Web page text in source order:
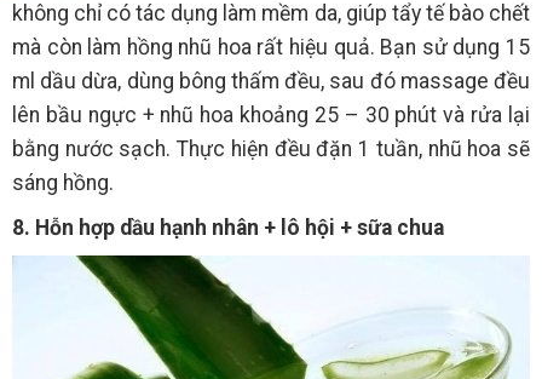
không chỉ có tác dụng làm mềm da, giúp tẩy tế bào chết
mà còn làm hồng nhũ hoa rất hiệu quả. Bạn sử dụng 15
ml dầu dừa, dùng bông thấm đều, sau đó massage đều
lên bầu ngực + nhũ hoa khoảng 25 – 30 phút và rửa lại
bằng nước sạch. Thực hiện đều đặn 1 tuần, nhũ hoa sẽ
sáng hồng.
8. Hỗn hợp dầu hạnh nhân + lô hội + sữa chua